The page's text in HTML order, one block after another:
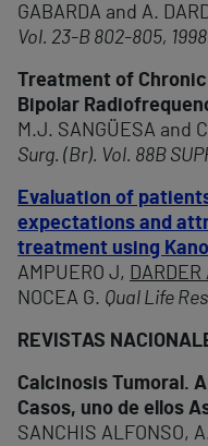
GABARDA and A.
Vol. 23-B 802-805, 1998
Treatment of
Bipolar
M.J. SANGÜESA and
Surg. (Br). Vol. 88B
Evaluation of
expectations and
treatment using
AMPUERO J, DARDER
NOCEA G. Qual Life
REVISTAS
Calcinosis Tumoral.
Casos, uno de ellos
SANCHIS ALFONSO,